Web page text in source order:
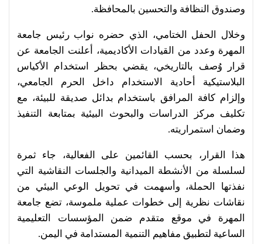
وصندوق النظافة والتحسين بالمحافظة.
وخلال الحفل الختامي، الذي حضره نواب رئيس جامعة
المهرة وعدد من القيادات الأكاديمية، أعلنت الجامعة عن
قرار وُصف بالتاريخي، يقضي بحظر استخدام الأكياس
البلاستيكية أحادية الاستخدام داخل الحرم الجامعي،
وإلزام كافة المرافق باستخدام بدائل صديقة للبيئة، مع
تكليف مركز الدراسات والبحوث البيئية بمتابعة التنفيذ
وضمان استمراريته.
هذا القرار، بحسب القائمين على الفعالية، جاء ثمرة
لسلسلة من الأنشطة الميدانية والجلسات النقاشية التي
نفذتها الحملة، وأسهمت في تحويل الوعي البيئي من
نقاشات نظرية إلى خطوات عملية ملموسة، تضع جامعة
المهرة في موقع متقدم ضمن المؤسسات التعليمية
الساعية لتطبيق مفاهيم التنمية المستدامة في اليمن.